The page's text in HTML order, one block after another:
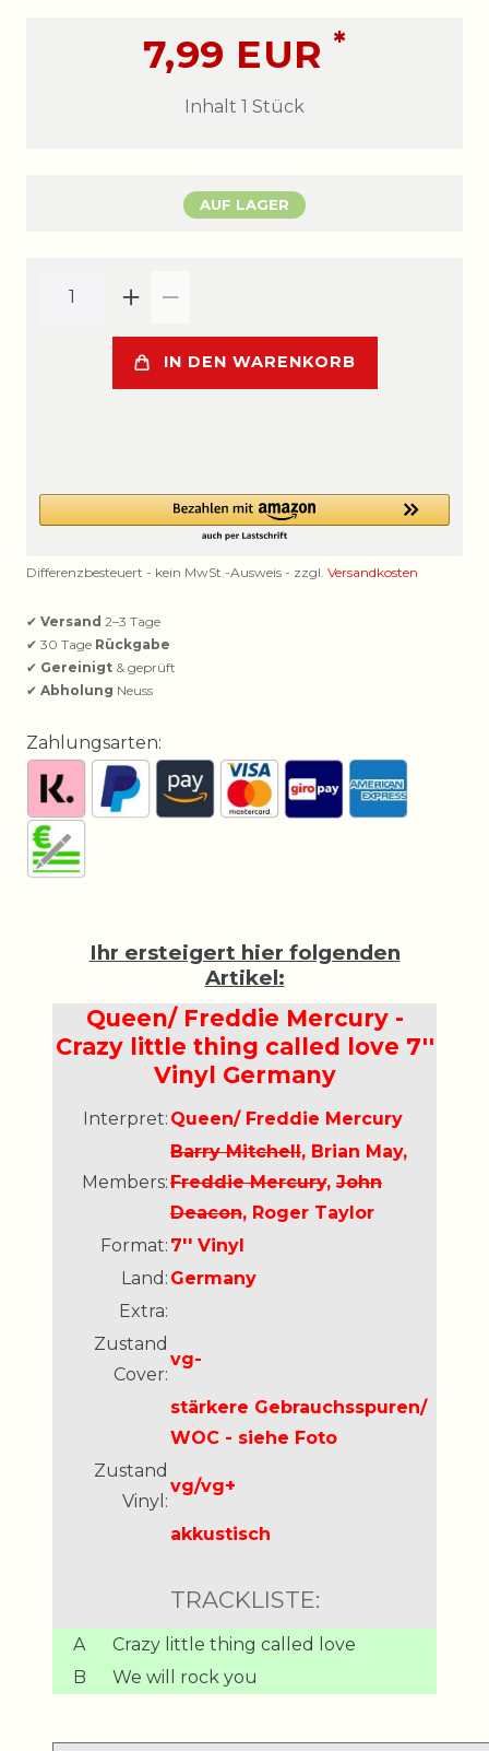
7,99 EUR *
Inhalt 1 Stück
AUF LAGER
IN DEN WARENKORB
Differenzbesteuert - kein MwSt.-Ausweis - zzgl. Versandkosten
✔ Versand 2–3 Tage
✔ 30 Tage Rückgabe
✔ Gereinigt & geprüft
✔ Abholung Neuss
Zahlungsarten:
Ihr ersteigert hier folgenden
Artikel:
Queen/ Freddie Mercury -
Crazy little thing called love 7''
Vinyl Germany
Interpret: Queen/ Freddie Mercury
Members:
Barry Mitchell, Brian May,
Freddie Mercury, John
Deacon, Roger Taylor
Format: 7'' Vinyl
Land: Germany
Extra:
Zustand
Cover:
vg-
stärkere Gebrauchsspuren/
WOC - siehe Foto
Zustand
Vinyl:
vg/vg+
akkustisch
TRACKLISTE:
A
Crazy little thing called love
B
We will rock you